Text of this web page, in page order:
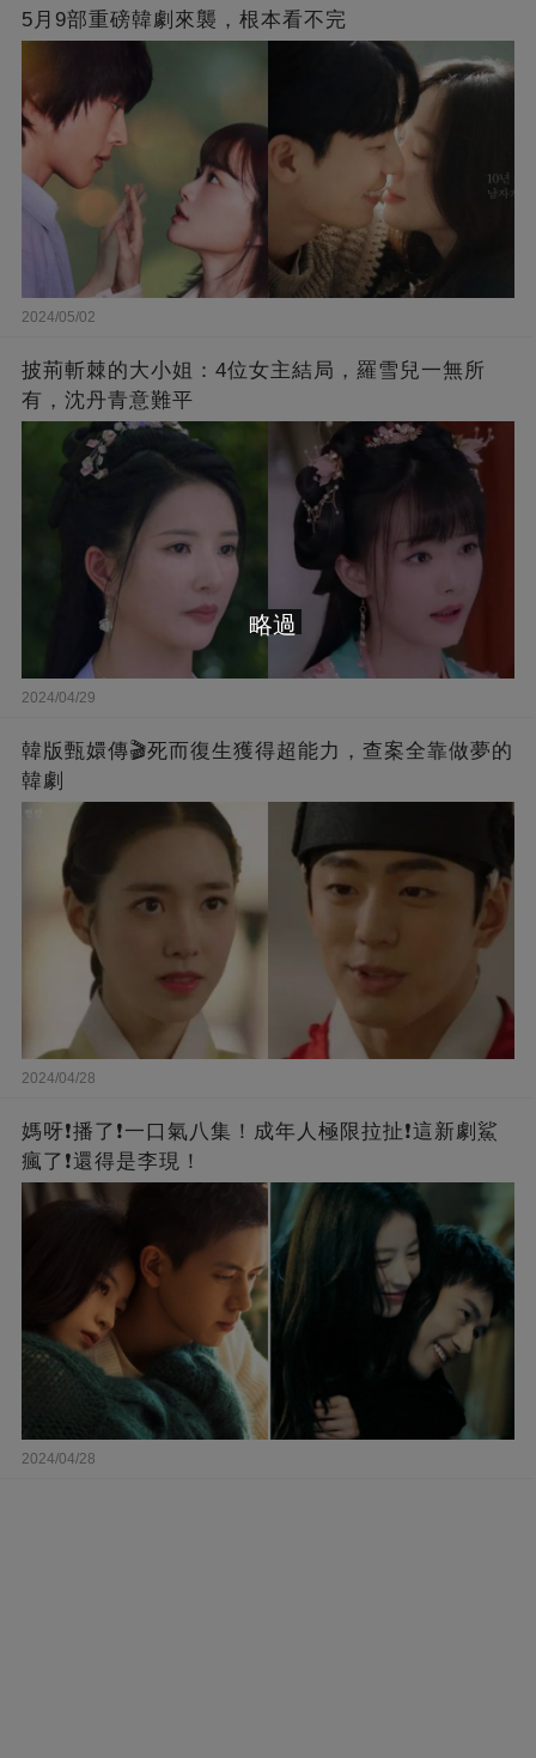
5月9部重磅韓劇來襲，根本看不完
2024/05/02
披荊斬棘的大小姐：4位女主結局，羅雪兒一無所
有，沈丹青意難平
2024/04/29
韓版甄嬛傳🎬死而復生獲得超能力，查案全靠做夢的
韓劇
2024/04/28
媽呀❗️播了❗一口氣八集！成年人極限拉扯❗這新劇鯊
瘋了❗還得是李現！
2024/04/28
略過